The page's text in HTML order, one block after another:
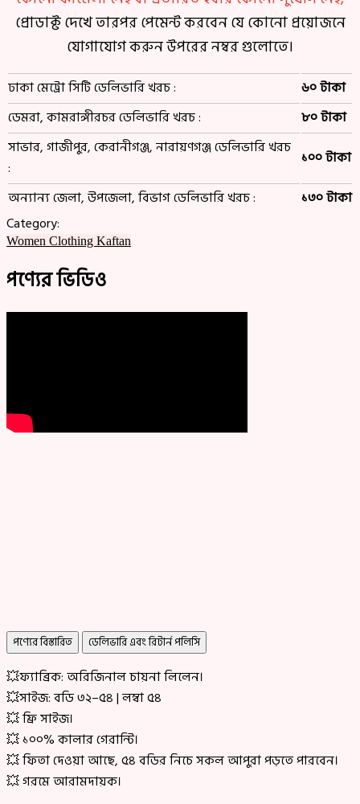
প্রোডাক্ট দেখে তারপর পেমেন্ট করবেন যে কোনো প্রয়োজনে
যোগাযোগ করুন উপরের নম্বর গুলোতে।
ঢাকা মেট্রো সিটি ডেলিভারি খরচ :
৬০ টাকা
ডেমরা, কামরাঙ্গীরচর ডেলিভারি খরচ :
৮০ টাকা
সাভার, গাজীপুর, কেরানীগঞ্জ, নারায়ণগঞ্জ ডেলিভারি খরচ
:
১০০ টাকা
অন্যান্য জেলা, উপজেলা, বিভাগ ডেলিভারি খরচ :
১৩০ টাকা
Category:
Women Clothing Kaftan
পণ্যের ভিডিও
পণ্যের বিস্তারিত ডেলিভারি এবং রিটার্ন পলিসি
💥ফ্যাব্রিক: অরিজিনাল চায়না লিলেন।
💥সাইজ: বডি ৩২–৫৪ | লম্বা ৫৪
💥 ফ্রি সাইজ।
💥 ১০০% কালার গেরান্টি।
💥 ফিতা দেওয়া আছে, ৫৪ বডির নিচে সকল আপুরা পড়তে পারবেন।
💥 গরমে আরামদায়ক।